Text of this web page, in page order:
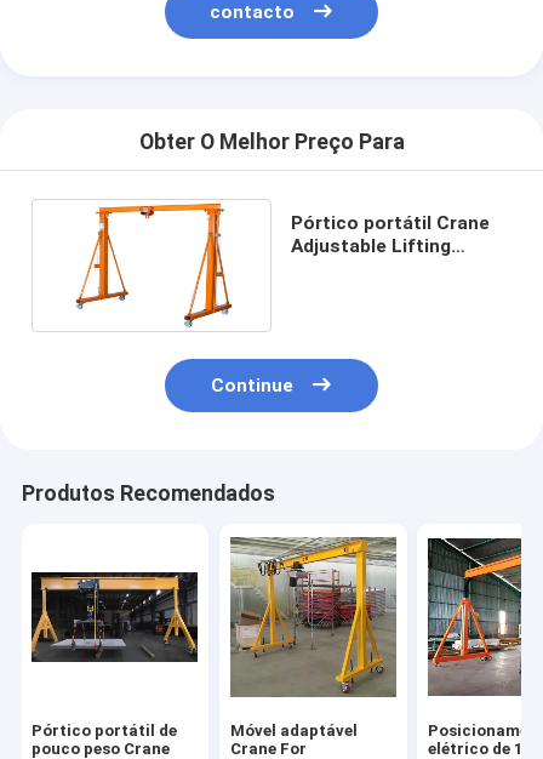
contacto
Obter O Melhor Preço Para
Pórtico portátil Crane
Adjustable Lifting
Continue
Produtos Recomendados
Pórtico portátil de
pouco peso Crane
Móvel adaptável
Crane For
elétrico de 10